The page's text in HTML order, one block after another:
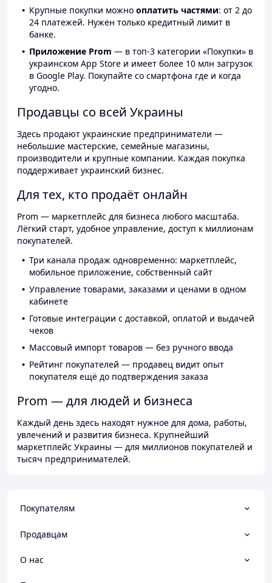
Крупные покупки можно оплатить частями: от 2 до
24 платежей. Нужен только кредитный лимит в
банке.
Приложение Prom — в топ-3 категории «Покупки» в
украинском App Store и имеет более 10 млн загрузок
в Google Play. Покупайте со смартфона где и когда
угодно.
Продавцы со всей Украины
Здесь продают украинские предприниматели —
небольшие мастерские, семейные магазины,
производители и крупные компании. Каждая покупка
поддерживает украинский бизнес.
Для тех, кто продаёт онлайн
Prom — маркетплейс для бизнеса любого масштаба.
Лёгкий старт, удобное управление, доступ к миллионам
покупателей.
Три канала продаж одновременно: маркетплейс,
мобильное приложение, собственный сайт
Управление товарами, заказами и ценами в одном
кабинете
Готовые интеграции с доставкой, оплатой и выдачей
чеков
Массовый импорт товаров — без ручного ввода
Рейтинг покупателей — продавец видит опыт
покупателя ещё до подтверждения заказа
Prom — для людей и бизнеса
Каждый день здесь находят нужное для дома, работы,
увлечений и развития бизнеса. Крупнейший
маркетплейс Украины — для миллионов покупателей и
тысяч предпринимателей.
Покупателям
Продавцам
О нас